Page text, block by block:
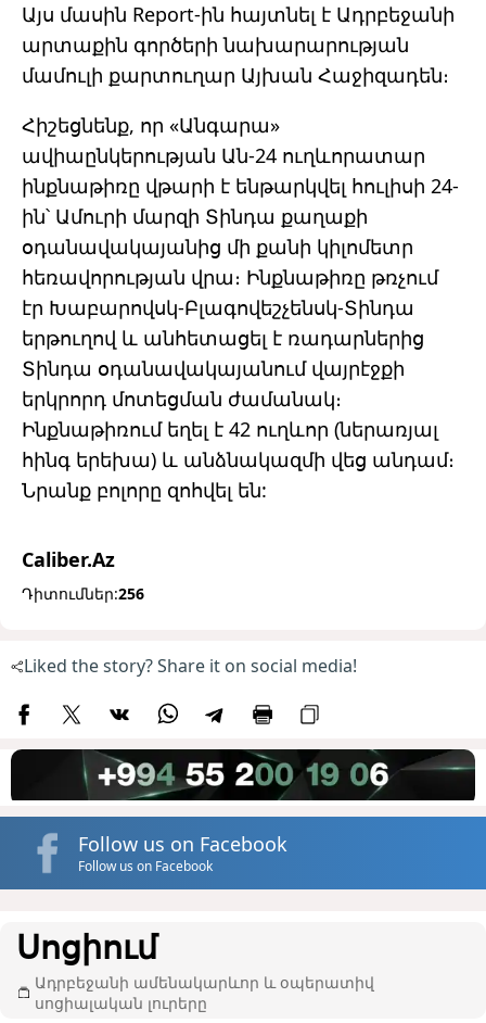
Այս մասին Report-ին հայտնել է Ադրբեջանի
արտաքին գործերի նախարարության
մամուլի քարտուղար Այխան Հաջիզադեն։
Հիշեցնենք, որ «Անգարա»
ավիաընկերության Ան-24 ուղևորատար
ինքնաթիռը վթարի է ենթարկվել հուլիսի 24-
ին՝ Ամուրի մարզի Տինդա քաղաքի
օդանավակայանից մի քանի կիլոմետր
հեռավորության վրա։ Ինքնաթիռը թռչում
էր Խաբարովսկ-Բլագովեշչենսկ-Տինդա
երթուղով և անհետացել է ռադարներից
Տինդա օդանավակայանում վայրէջքի
երկրորդ մոտեցման ժամանակ։
Ինքնաթիռում եղել է 42 ուղևոր (ներառյալ
հինգ երեխա) և անձնակազմի վեց անդամ։
Նրանք բոլորը զոհվել են:
Caliber.Az
Դիտումներ:256
Liked the story? Share it on social media!
Follow us on Facebook
Follow us on Facebook
Սոցիում
Ադրբեջանի ամենակարևոր և օպերատիվ
սոցիալական լուրերը